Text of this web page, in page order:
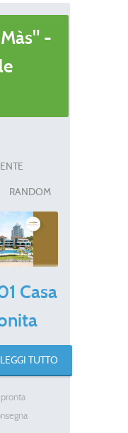
-
RANDOM
Casa
LEGGI TUTTO
pronta